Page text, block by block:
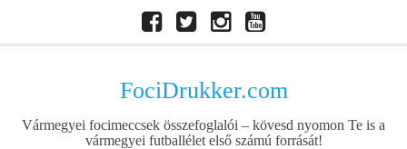
Facebook
TwitterInstagramYoutube
FociDrukker.com
Vármegyei focimeccsek összefoglalói – kövesd nyomon Te is a
vármegyei futballélet első számú forrását!